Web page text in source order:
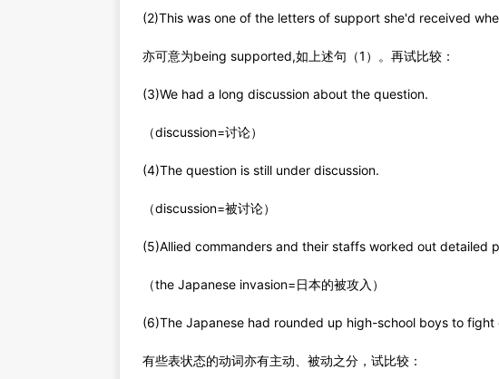
(2)This was one of the letters of support she'd received
亦可意为being supported,如上述句（1）。再试比较：
(3)We had a long discussion about the question.
（discussion=讨论）
(4)The question is still under discussion.
（discussion=被讨论）
(5)Allied commanders and their staffs worked out detailed
（the Japanese invasion=日本的被攻入）
(6)The Japanese had rounded up high-school boys to fight
有些表状态的动词亦有主动、被动之分，试比较：